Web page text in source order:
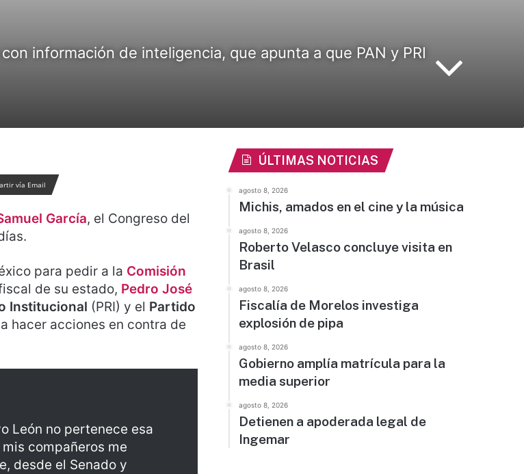
información de inteligencia, que apunta a que PAN y PRI
vía Email
García, el Congreso del
para pedir a la Comisión
de su estado, Pedro José
Institucional (PRI) y el Partido
hacer acciones en contra de
León no pertenece esa
compañeros me
desde el Senado y
ÚLTIMAS NOTICIAS
agosto 8, 2026
Michis, amados en el cine y la música
agosto 8, 2026
Roberto Velasco concluye visita en
Brasil
agosto 8, 2026
Fiscalía de Morelos investiga
explosión de pipa
agosto 8, 2026
Gobierno amplía matrícula para la
media superior
agosto 8, 2026
Detienen a apoderada legal de
Ingemar